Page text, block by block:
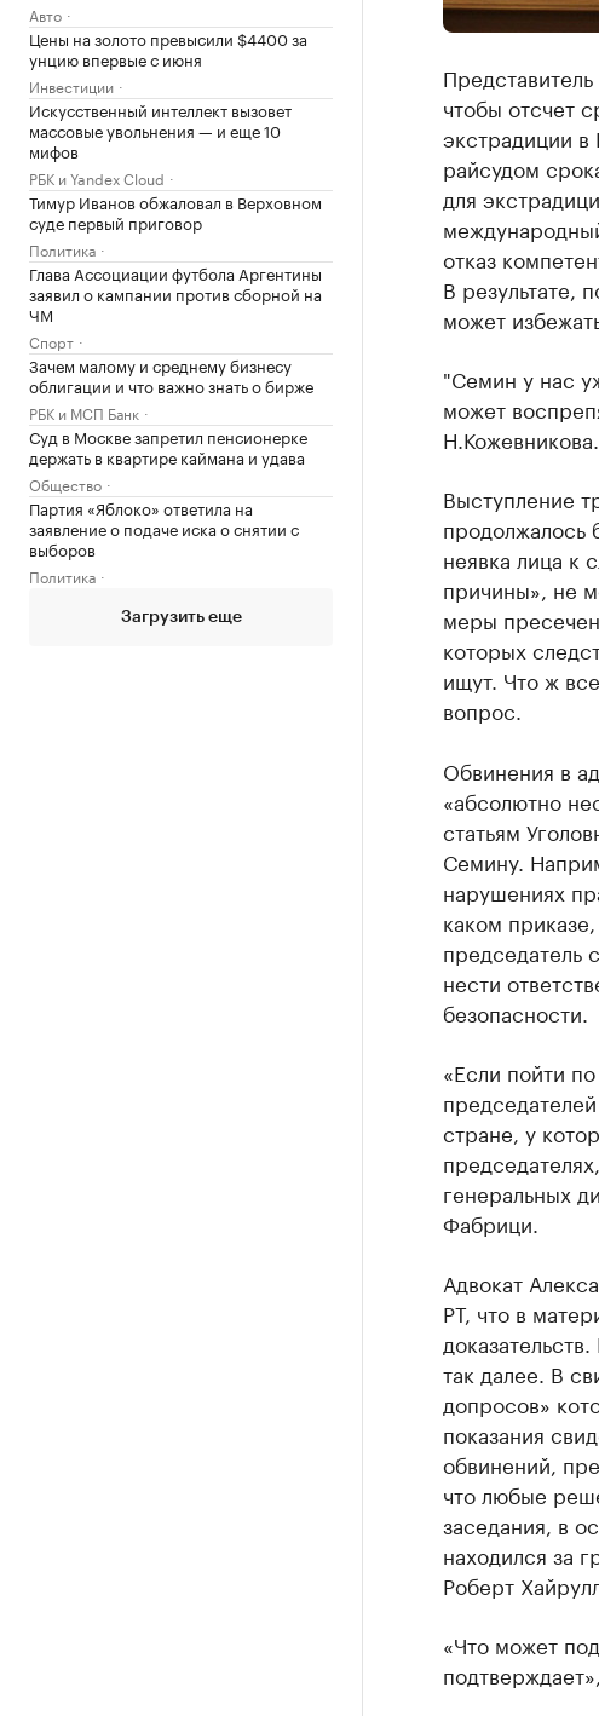
Авто
Цены на золото превысили $4400 за
унцию впервые с июня
Инвестиции
Искусственный интеллект вызовет
массовые увольнения — и еще 10
мифов
РБК и Yandex Cloud
Тимур Иванов обжаловал в Верховном
суде первый приговор
Политика
Глава Ассоциации футбола Аргентины
заявил о кампании против сборной на
ЧМ
Спорт
Зачем малому и среднему бизнесу
облигации и что важно знать о бирже
РБК и МСП Банк
Суд в Москве запретил пенсионерке
держать в квартире каймана и удава
Общество
Партия «Яблоко» ответила на
заявление о подаче иска о снятии с
выборов
Политика
Загрузить еще
чтобы отсчет
экстрадиции
райсудом
для
отказ
В результате,
может
"Семин у нас
может
Н.Кожевникова.
Выступление
продолжалось
неявка лица к
причины», не
меры
которых
ищут. Что ж
вопрос.
Обвинения в
«абсолютно
статьям
Семину.
нарушениях
каком
председатель
нести
безопасности.
«Если пойти
стране, у
генеральных
Фабрици.
Адвокат
РТ, что в
так далее. В
допросов»
показания
обвинений,
что любые
заседания, в
находился за
Роберт
«Что может